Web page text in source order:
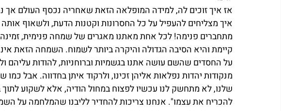
אז איך זוכים לה, למידה המופלאה הזאת שאחריה נכסף העולם
איך מצליחים להעפיל על כל החסרונות וקטנות הדעת, ולשאוף אותה
מתחברים פנימה! לכל אחת מאתנו מאגרים של שמחה פנימית,
קיימת והיא הסיבה הגדולה והיקרה ביותר לשמוח. השמחה הזאת
על החסדים שהשם עושה אתנו בגשמיות וברוחניות, להודות
מנקודות יהדות נפלאות אליהן זכינו, ולרקוד איתן בחדווה. אבל
שלנו, לא מתחשק לנו עכשיו לפצוח במחול הודיה, אלא לשקוע לתוך
להכריח את עצמו". אנחנו צריכות להחדיר לליבנו שהמלחמה על